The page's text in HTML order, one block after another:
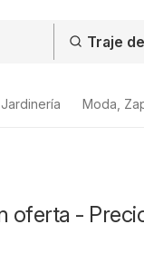
Moda,
oferta -